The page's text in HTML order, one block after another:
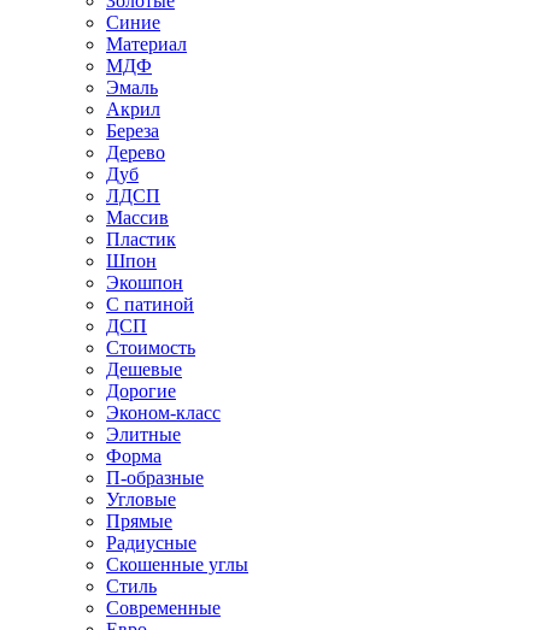
Синие
Материал
МДФ
Эмаль
Акрил
Береза
Дерево
Дуб
ЛДСП
Массив
Пластик
Шпон
Экошпон
С патиной
ДСП
Стоимость
Дешевые
Дорогие
Эконом-класс
Элитные
Форма
П-образные
Угловые
Прямые
Радиусные
Скошенные углы
Стиль
Современные